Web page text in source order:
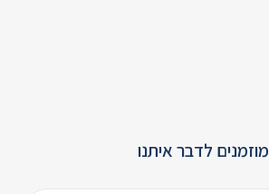
מוזמנים לדבר איתנו